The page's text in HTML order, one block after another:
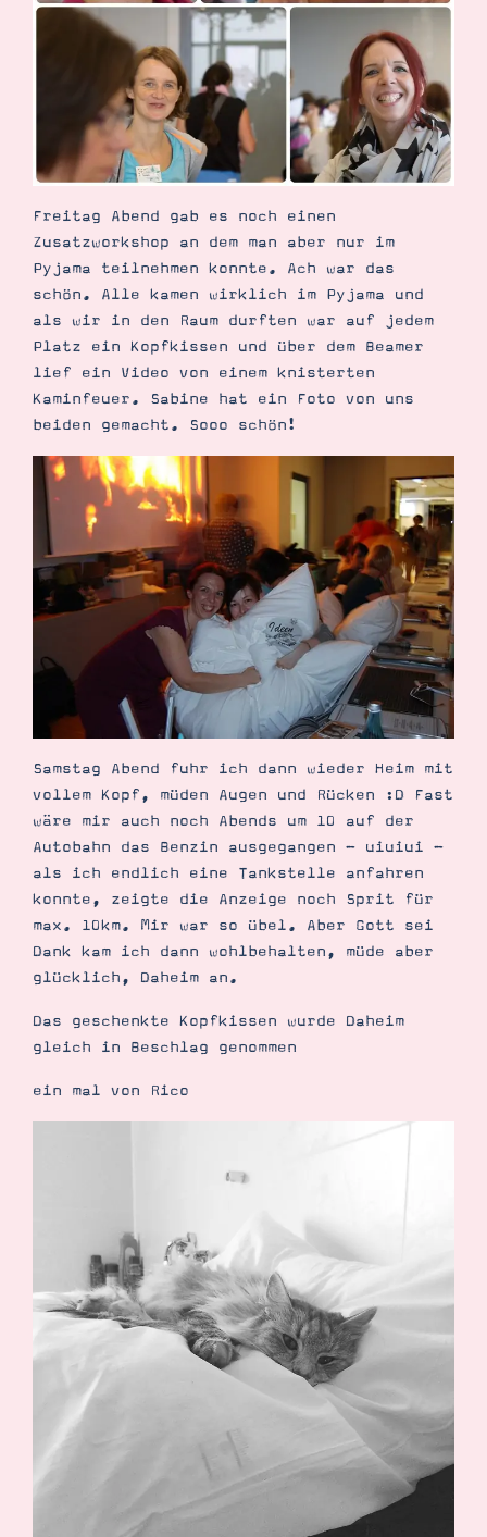
Freitag Abend gab es noch einen
Zusatzworkshop an dem man aber nur im
Pyjama teilnehmen konnte. Ach war das
schön. Alle kamen wirklich im Pyjama und
als wir in den Raum durften war auf jedem
Platz ein Kopfkissen und über dem Beamer
lief ein Video von einem knisterten
Kaminfeuer. Sabine hat ein Foto von uns
beiden gemacht. Sooo schön!
Samstag Abend fuhr ich dann wieder Heim mit
vollem Kopf, müden Augen und Rücken :D Fast
wäre mir auch noch Abends um 10 auf der
Autobahn das Benzin ausgegangen - uiuiui -
als ich endlich eine Tankstelle anfahren
konnte, zeigte die Anzeige noch Sprit für
max. 10km. Mir war so übel. Aber Gott sei
Dank kam ich dann wohlbehalten, müde aber
glücklich, Daheim an.
Das geschenkte Kopfkissen wurde Daheim
gleich in Beschlag genommen
ein mal von Rico